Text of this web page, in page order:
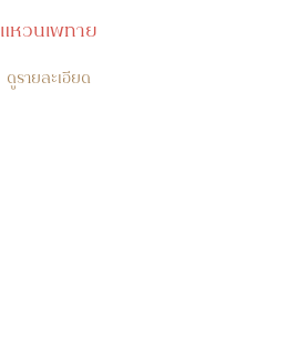
แหวนเพทาย
ดูรายละเอียด